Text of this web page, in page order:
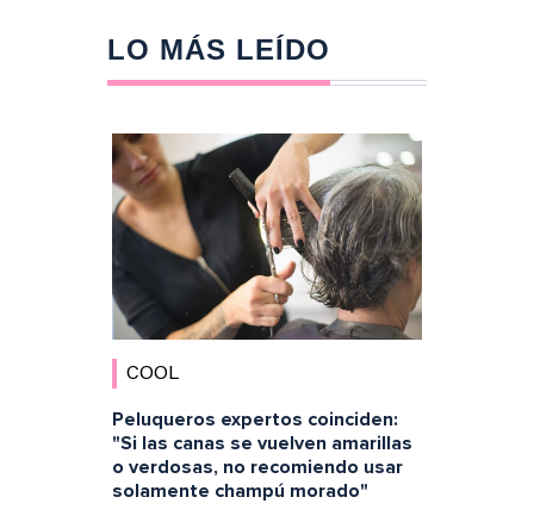
LO MÁS LEÍDO
COOL
Peluqueros expertos coinciden:
"Si las canas se vuelven amarillas
o verdosas, no recomiendo usar
solamente champú morado"